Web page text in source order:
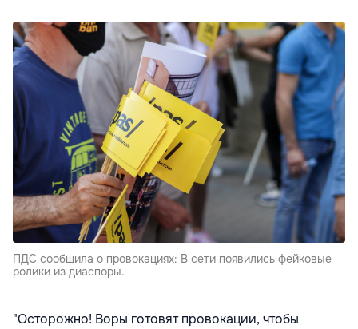
ПДС сообщила о провокациях: В сети появились фейковые
ролики из диаспоры.
"Осторожно! Воры готовят провокации, чтобы